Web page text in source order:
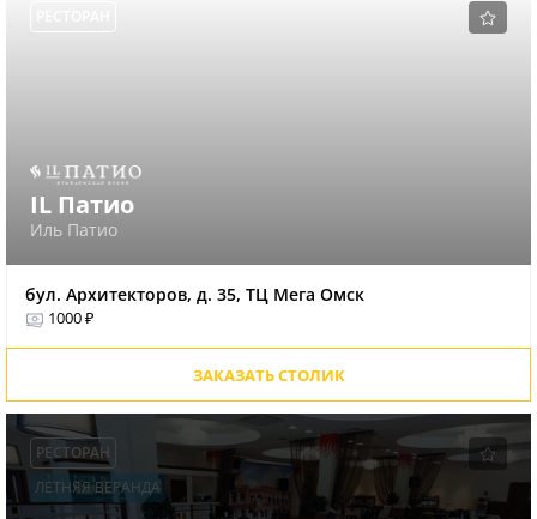
IL Патио
Иль Патио
бул. Архитекторов, д. 35, ТЦ Мега Омск
1000 ₽
ЗАКАЗАТЬ СТОЛИК
РЕСТОРАН
ЛЕТНЯЯ ВЕРАНДА